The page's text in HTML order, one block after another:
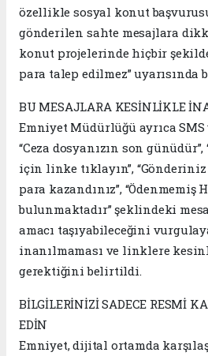
özellikle sosyal konut
gönderilen sahte mesajlara
konut projelerinde hiçbir
para talep edilmez” uyarısında
BU MESAJLARA KESİNLİKLE
Emniyet Müdürlüğü ayrıca
“Ceza dosyanızın son
için linke tıklayın”, “Gönderiniz
para kazandınız”, “Ödenmemiş
bulunmaktadır” şeklindeki
amacı taşıyabileceğini
inanılmaması ve linklere
gerektiğini belirtildi.
BİLGİLERİNİZİ SADECE RESMİ
EDİN
Emniyet, dijital ortamda